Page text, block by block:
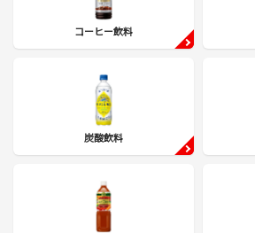
コーヒー飲料
炭酸飲料